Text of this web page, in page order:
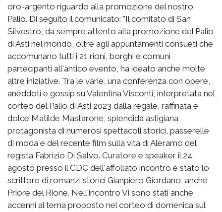
oro-argento riguardo alla promozione del nostro
Palio. Di seguito il comunicato: "Il comitato di San
Silvestro, da sempre attento alla promozione del Palio
di Asti nel mondo, oltre agli appuntamenti consueti che
accomunano tutti i 21 rioni, borghi e comuni
partecipanti all'antico evento, ha ideato anche molte
altre iniziative. Tra le varie, una conferenza con opere,
aneddoti e gossip su Valentina Visconti, interpretata nel
corteo del Palio di Asti 2023 dalla regale, raffinata e
dolce Matilde Mastarone, splendida astigiana
protagonista di numerosi spettacoli storici, passerelle
di moda e del recente film sulla vita di Aleramo del
regista Fabrizio Di Salvo. Curatore e speaker il 24
agosto presso il CDC dell'affollato incontro è stato lo
scrittore di romanzi storici Gianpiero Giordano, anche
Priore del Rione. Nell'incontro Vi sono stati anche
accenni al tema proposto nel corteo di domenica sul